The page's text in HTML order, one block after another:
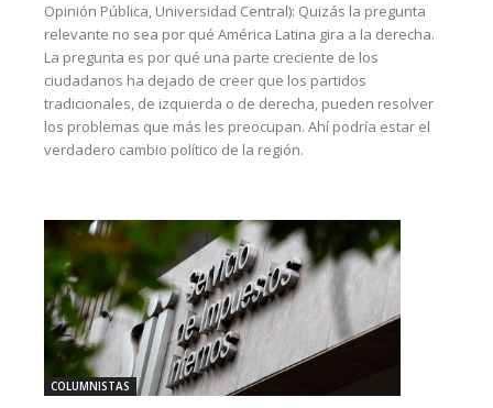
Opinión Pública, Universidad Central): Quizás la pregunta
relevante no sea por qué América Latina gira a la derecha.
La pregunta es por qué una parte creciente de los
ciudadanos ha dejado de creer que los partidos
tradicionales, de izquierda o de derecha, pueden resolver
los problemas que más les preocupan. Ahí podría estar el
verdadero cambio político de la región.
COLUMNISTAS